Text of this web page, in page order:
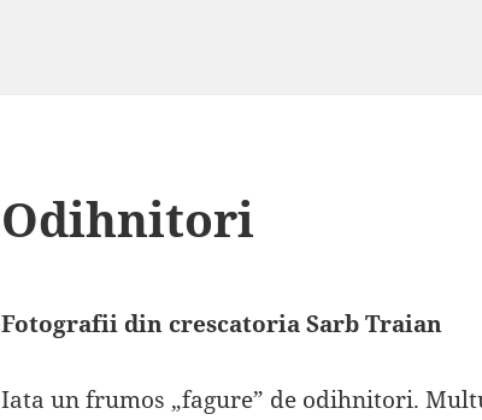
Odihnitori
Fotografii din crescatoria Sarb Traian
Iata un frumos „fagure” de odihnitori.